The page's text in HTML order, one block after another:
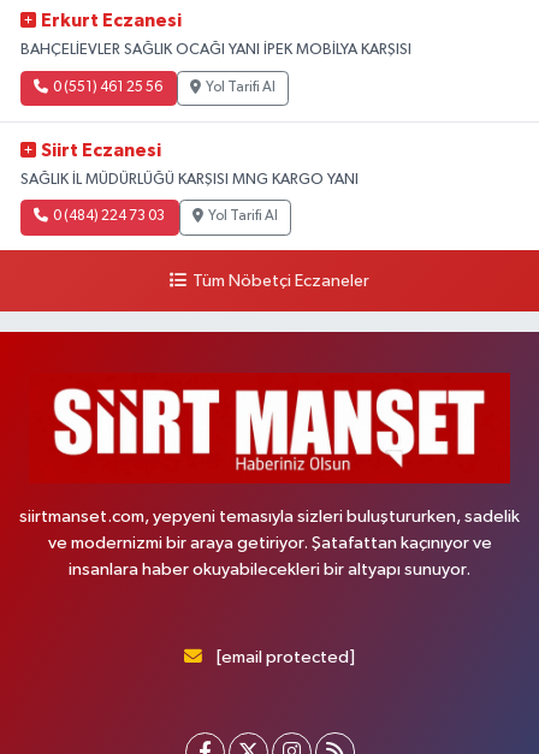
Erkurt Eczanesi
BAHÇELİEVLER SAĞLIK OCAĞI YANI İPEK MOBİLYA KARŞISI
0 (551) 461 25 56 Yol Tarifi Al
Siirt Eczanesi
SAĞLIK İL MÜDÜRLÜĞÜ KARŞISI MNG KARGO YANI
0 (484) 224 73 03 Yol Tarifi Al
Tüm Nöbetçi Eczaneler
siirtmanset.com, yepyeni temasıyla sizleri buluştururken, sadelik
ve modernizmi bir araya getiriyor. Şatafattan kaçınıyor ve
insanlara haber okuyabilecekleri bir altyapı sunuyor.
[email protected]